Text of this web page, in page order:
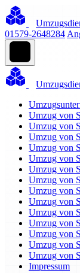
01579-2648284
Umzug von
Umzug von
Umzug von
Umzug von
Umzug von
Umzug von
Umzug von
Umzug von
Umzug von
Umzug von
Umzug von
Umzug von
Umzug von
Umzug von
Impressum